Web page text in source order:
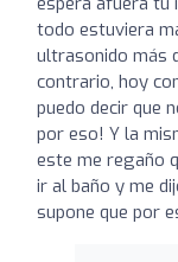
todo estuviera
ultrasonido más
contrario, hoy
puedo decir que
por eso! Y la
este me regaño
ir al baño y me
supone que por